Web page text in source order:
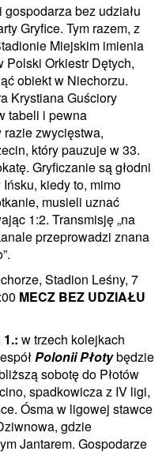
bez udziału
Gryfice. Tym razem, z
Miejskim imienia
Polski Orkiestr Dętych,
obiekt w Niechorzu.
Krystiana Guściory
tabeli i pewna
razie zwycięstwa,
który pauzuje w 33.
Gryficzanie są głodni
kiedy to, mimo
musieli uznać
1:2. Transmisję „na
przeprowadzi znana
Stadion Leśny, 7
MECZ BEZ UDZIAŁU
w trzech kolejkach
Polonii Płotybędzie
sobotę do Płotów
spadkowicza z IV ligi,
Ósma w ligowej stawce
gdzie
Jantarem. Gospodarze